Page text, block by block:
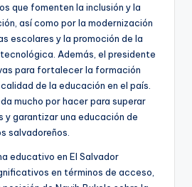
que fomenten la inclusión y la
así como por la modernización
escolares y la promoción de la
Además, el presidente
para fortalecer la formación
de la educación en el país.
mucho por hacer para superar
garantizar una educación de
salvadoreños.
educativo en El Salvador
en términos de acceso,